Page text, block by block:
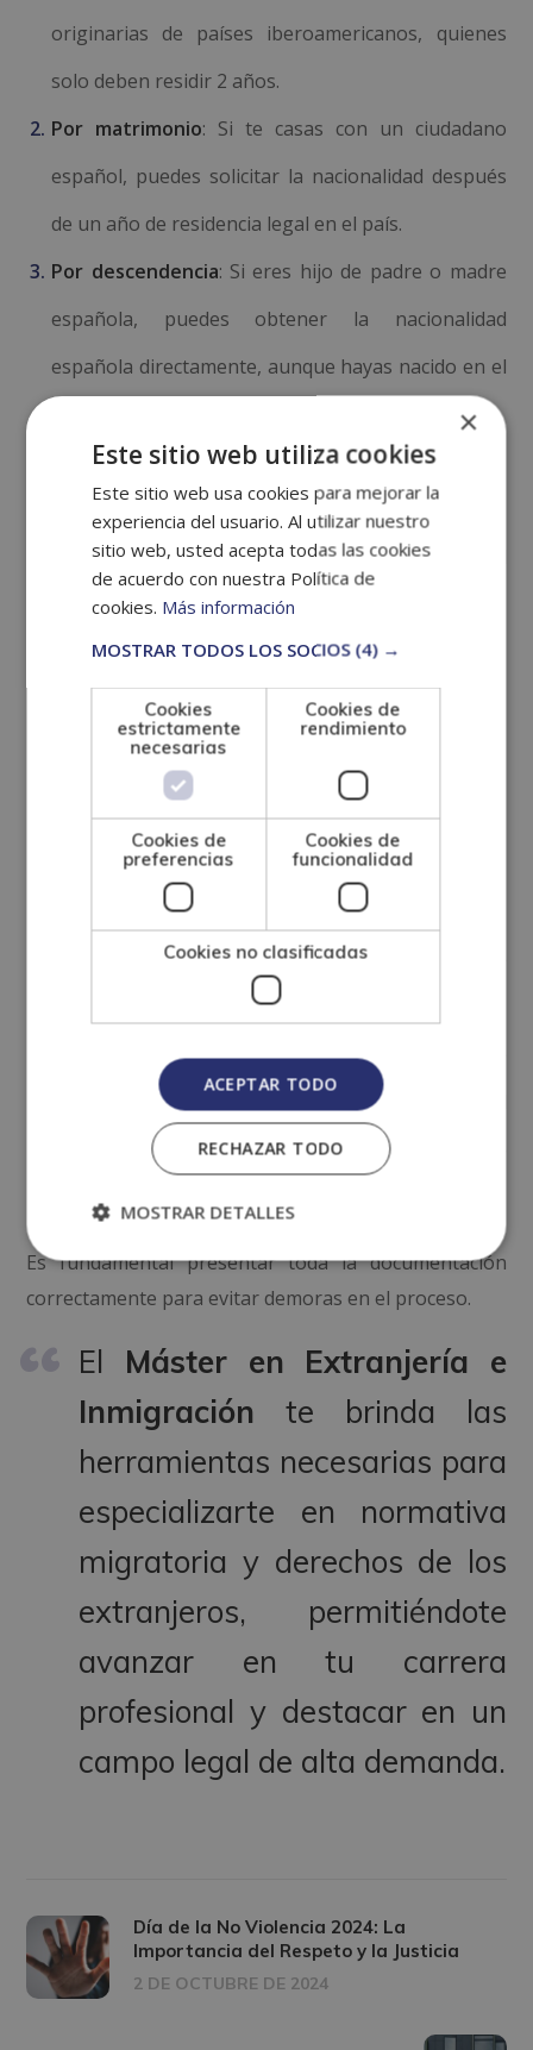
originarias de países iberoamericanos, quienes
solo deben residir 2 años.
Por matrimonio: Si te casas con un ciudadano
español, puedes solicitar la nacionalidad después
de un año de residencia legal en el país.
Por descendencia: Si eres hijo de padre o madre
española, puedes obtener la nacionalidad
española directamente, aunque hayas nacido en el
Por opción: Este caso aplica para personas que,
habiendo nacido en España de padres extranjeros,
tienen la opción de adquirir la nacionalidad al
cumplir ciertas condiciones.
Requisitos para
2024
Para tramitar la nacionalidad española en 2024,
necesitas cumplir con ciertos requisitos básicos:
Residencia legal y continuada
en España.
Pasar el examen CCSE, que evalúa tu conocimiento
sobre la sociedad y las instituciones españolas.
Demostrar integraciónen la sociedad española, lo
que incluye un buen nivel de conocimiento del
idioma español (excepto para quienes son de
países hispanohablantes).
Es fundamental presentar toda la documentación
correctamente para evitar demoras en el proceso.
El Máster en Extranjería e
Inmigración te brinda las
herramientas necesarias para
especializarte en normativa
migratoria y derechos de los
extranjeros, permitiéndote
avanzar en tu carrera
profesional y destacar en un
campo legal de alta demanda.
Día de la No Violencia 2024: La
Importancia del Respeto y la Justicia
2 DE OCTUBRE DE 2024
×
Este sitio web utiliza cookies
Este sitio web usa cookies para mejorar la
experiencia del usuario. Al utilizar nuestro
sitio web, usted acepta todas las cookies
de acuerdo con nuestra Política de
cookies. Más información
MOSTRAR TODOS LOS SOCIOS (4) →
Cookies
estrictamente
necesarias
Cookies de
rendimiento
Cookies de
preferencias
Cookies de
funcionalidad
Cookies no clasificadas
ACEPTAR TODO
RECHAZAR TODO
MOSTRAR DETALLES